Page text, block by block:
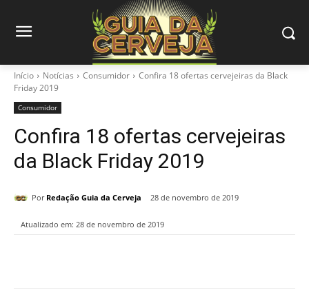
Início Notícias Consumidor
Confira 18 ofertas cervejeiras da Black
Friday 2019
Consumidor
Confira 18 ofertas cervejeiras
da Black Friday 2019
Por Redação Guia da Cerveja 28 de novembro de 2019
Atualizado em: 28 de novembro de 2019